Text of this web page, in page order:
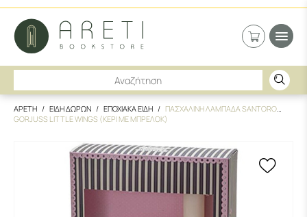
ΑΡΕΤΗ ΕΙΔΗ ΔΩΡΩΝ ΕΠΟΧΙΑΚΑ ΕΙΔΗ
ΠΑΣΧΑΛΙΝΗ ΛΑΜΠΑΔΑ SANTORO
GORJUSS LITTLE WINGS (ΚΕΡΙ ΜΕ ΜΠΡΕΛΟΚ)